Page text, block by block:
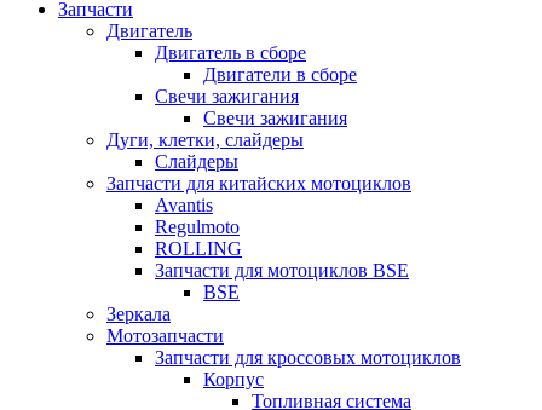
Запчасти
Двигатель
Двигатель в сборе
Двигатели в сборе
Свечи зажигания
Свечи зажигания
Дуги, клетки, слайдеры
Слайдеры
Запчасти для китайских мотоциклов
Avantis
Regulmoto
ROLLING
Запчасти для мотоциклов BSE
BSE
Зеркала
Мотозапчасти
Запчасти для кроссовых мотоциклов
Корпус
Топливная система